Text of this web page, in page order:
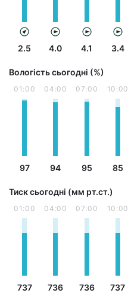
2.5 4.0 4.1 3.4
Вологість сьогодні (%)
01:00
97
04:00
94
07:00
95
10:00
85
Тиск сьогодні (мм рт.ст.)
01:00
737
04:00
736
07:00
736
10:00
737